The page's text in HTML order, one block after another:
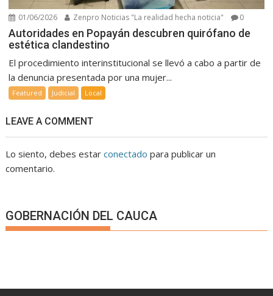
01/06/2026 Zenpro Noticias "La realidad hecha noticia" 0
Autoridades en Popayán descubren quirófano de
estética clandestino
El procedimiento interinstitucional se llevó a cabo a partir de
la denuncia presentada por una mujer...
Featured Judicial Local
LEAVE A COMMENT
Lo siento, debes estarconectado para publicar un
comentario.
GOBERNACIÓN DEL CAUCA